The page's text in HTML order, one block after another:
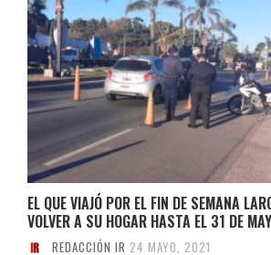
EL QUE VIAJÓ POR EL FIN DE SEMANA
VOLVER A SU HOGAR HASTA EL 31 DE
REDACCIÓN IR 24 MAYO, 2021